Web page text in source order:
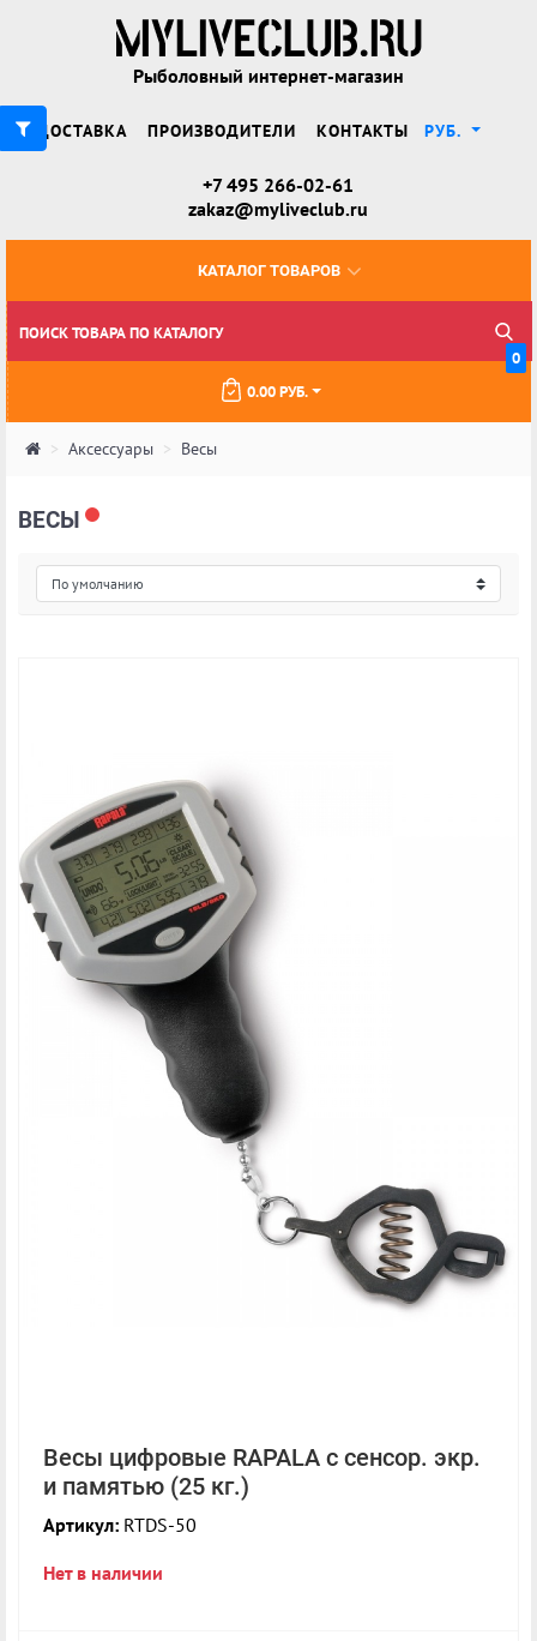
Рыболовный интернет-магазин
ДОСТАВКА ПРОИЗВОДИТЕЛИ КОНТАКТЫ РУБ.
+7 495 266-02-61
zakaz@myliveclub.ru
КАТАЛОГ ТОВАРОВ
0
0.00 РУБ.
Аксессуары Весы
ВЕСЫ
Весы цифровые RAPALA с сенсор. экр.
и памятью (25 кг.)
Артикул: RTDS-50
Нет в наличии